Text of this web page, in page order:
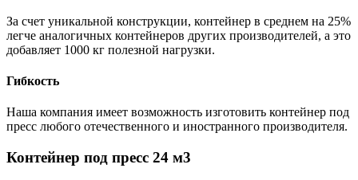
За счет уникальной конструкции, контейнер в среднем на 25%
легче аналогичных контейнеров других производителей, а это
добавляет 1000 кг полезной нагрузки.
Гибкость
Наша компания имеет возможность изготовить контейнер под
пресс любого отечественного и иностранного производителя.
Контейнер под пресс 24 м3